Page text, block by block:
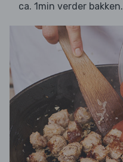
ca. 1min verder bakken.